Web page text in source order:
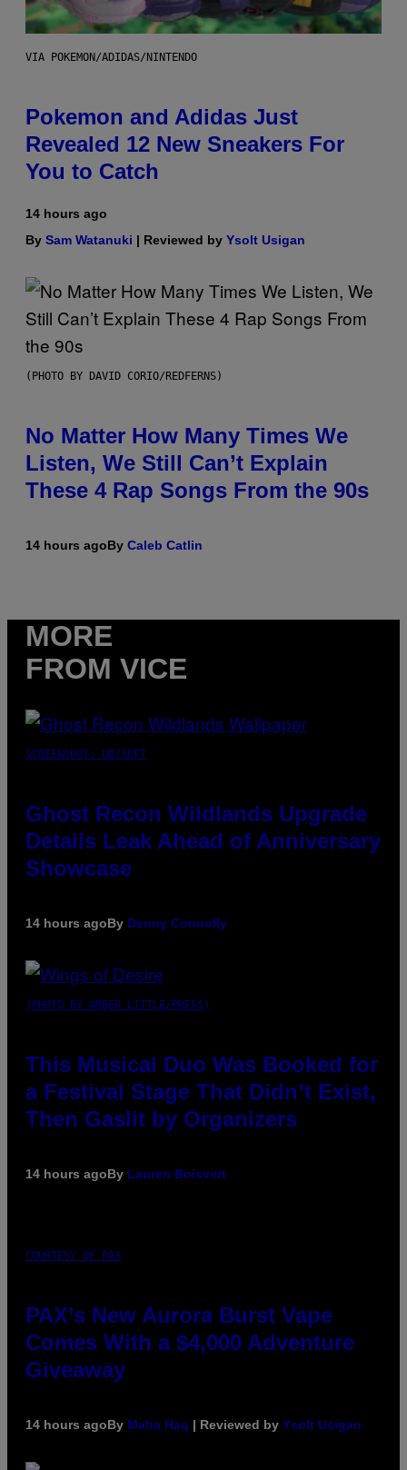
VIA POKEMON/ADIDAS/NINTENDO
Pokemon and Adidas Just
Revealed 12 New Sneakers For
You to Catch
14 hours ago
By Sam Watanuki | Reviewed by Ysolt Usigan
(PHOTO BY DAVID CORIO/REDFERNS)
No Matter How Many Times We
Listen, We Still Can’t Explain
These 4 Rap Songs From the 90s
14 hours agoBy Caleb Catlin
MORE
FROM VICE
SCREENSHOT: UBISOFT
Ghost Recon Wildlands Upgrade
Details Leak Ahead of Anniversary
Showcase
14 hours agoBy Denny Connolly
(PHOTO BY AMBER LITTLE/PRESS)
This Musical Duo Was Booked for
a Festival Stage That Didn’t Exist,
Then Gaslit by Organizers
14 hours agoBy Lauren Boisvert
COURTESY OF PAX
PAX’s New Aurora Burst Vape
Comes With a $4,000 Adventure
Giveaway
14 hours agoBy Maha Haq | Reviewed by Ysolt Usigan